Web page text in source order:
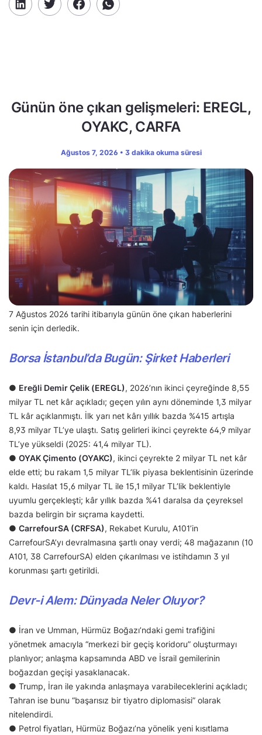
Günün öne çıkan gelişmeleri: EREGL,
OYAKC, CARFA
Ağustos 7, 2026 • 3 dakika okuma süresi
7 Ağustos 2026 tarihi itibarıyla günün öne çıkan haberlerini
senin için derledik.
Borsa İstanbul’da Bugün: Şirket Haberleri
● Ereğli Demir Çelik (EREGL), 2026’nın ikinci çeyreğinde 8,55
milyar TL net kâr açıkladı; geçen yılın aynı döneminde 1,3 milyar
TL kâr açıklanmıştı. İlk yarı net kârı yıllık bazda %415 artışla
8,93 milyar TL’ye ulaştı. Satış gelirleri ikinci çeyrekte 64,9 milyar
TL’ye yükseldi (2025: 41,4 milyar TL).
● OYAK Çimento (OYAKC), ikinci çeyrekte 2 milyar TL net kâr
elde etti; bu rakam 1,5 milyar TL’lik piyasa beklentisinin üzerinde
kaldı. Hasılat 15,6 milyar TL ile 15,1 milyar TL’lik beklentiyle
uyumlu gerçekleşti; kâr yıllık bazda %41 daralsa da çeyreksel
bazda belirgin bir sıçrama kaydetti.
● CarrefourSA (CRFSA), Rekabet Kurulu, A101’in
CarrefourSA’yı devralmasına şartlı onay verdi; 48 mağazanın (10
A101, 38 CarrefourSA) elden çıkarılması ve istihdamın 3 yıl
korunması şartı getirildi.
Devr-i Alem: Dünyada Neler Oluyor?
● İran ve Umman, Hürmüz Boğazı’ndaki gemi trafiğini
yönetmek amacıyla “merkezi bir geçiş koridoru” oluşturmayı
planlıyor; anlaşma kapsamında ABD ve İsrail gemilerinin
boğazdan geçişi yasaklanacak.
● Trump, İran ile yakında anlaşmaya varabileceklerini açıkladı;
Tahran ise bunu “başarısız bir tiyatro diplomasisi” olarak
nitelendirdi.
● Petrol fiyatları, Hürmüz Boğazı’na yönelik yeni kısıtlama